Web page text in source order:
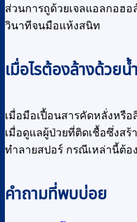
ส่วนการถูด้วยเจลแอลกอฮ
วินาทีจนมือแห้งสนิท
เมื่อไรต้องล้างด้วย
เมื่อมือเปื้อนสารคัดหลั่งหรื
เมื่อดูแลผู้ป่วยที่ติดเชื้อซึ่งสร้
ทำลายสปอร์ กรณีเหล่านี้ต้อ
คำถามที่พบบ่อย